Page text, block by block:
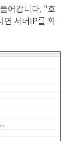
어갑니다. "호
면 서버IP를 확